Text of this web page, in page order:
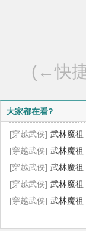
内
(←快
大家都在看?
[穿越武侠] 武林魔祖
[穿越武侠] 武林魔祖
[穿越武侠] 武林魔祖
[穿越武侠] 武林魔祖
[穿越武侠] 武林魔祖